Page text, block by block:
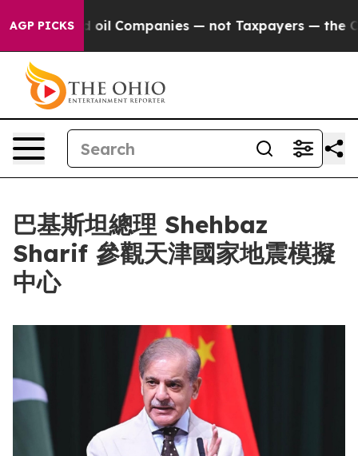
AGP PICKSoil Companies — not Taxpayers — the
巴基斯坦總理 Shehbaz
Sharif 參觀天津國家地震模擬
中心